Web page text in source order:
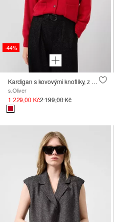
-44%
Kardigan s kovovými knoflíky, z vlněné směsi
s.Oliver
1 229,00 Kč2 199,00 Kč